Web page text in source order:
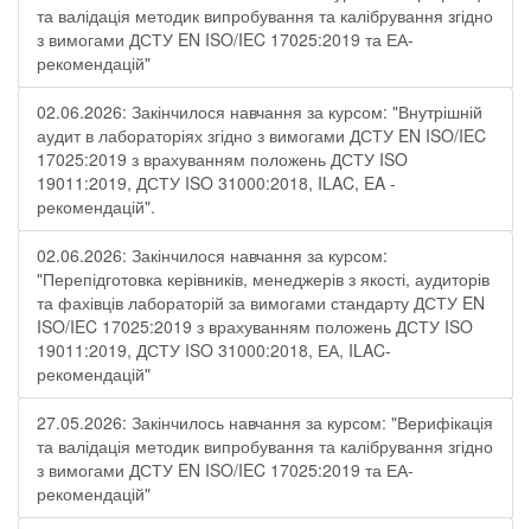
та валідація методик випробування та калібрування згідно
з вимогами ДСТУ EN ISO/IEC 17025:2019 та ЕА-
рекомендацій"
02.06.2026: Закінчилося навчання за курсом: "Внутрішній
аудит в лабораторіях згідно з вимогами ДСТУ EN ISO/IEC
17025:2019 з врахуванням положень ДСТУ ISO
19011:2019, ДСТУ ISO 31000:2018, ILAC, EA -
рекомендацій".
02.06.2026: Закінчилося навчання за курсом:
"Перепідготовка керівників, менеджерів з якості, аудиторів
та фахівців лабораторій за вимогами стандарту ДСТУ EN
ISO/IEC 17025:2019 з врахуванням положень ДСТУ ISO
19011:2019, ДСТУ ISO 31000:2018, ЕА, ILAC-
рекомендацій"
27.05.2026: Закінчилось навчання за курсом: "Верифікація
та валідація методик випробування та калібрування згідно
з вимогами ДСТУ EN ISO/IEC 17025:2019 та ЕА-
рекомендацій"